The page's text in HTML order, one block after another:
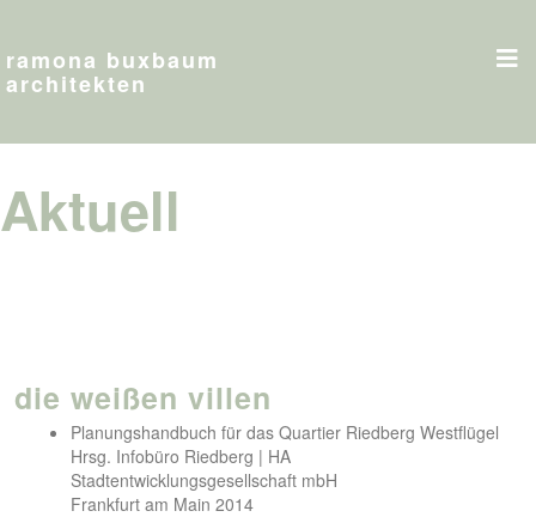
ramona buxbaum
architekten
Aktuell
die weißen villen
Planungshandbuch für das Quartier Riedberg Westflügel
Hrsg. Infobüro Riedberg | HA
Stadtentwicklungsgesellschaft mbH
Frankfurt am Main 2014